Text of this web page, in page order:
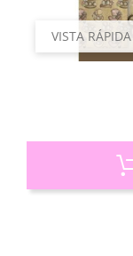
VISTA RÁPIDA